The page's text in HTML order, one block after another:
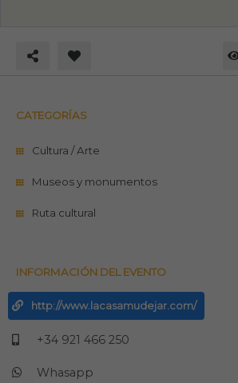
CATEGORÍAS
Cultura / Arte
Museos y monumentos
Ruta cultural
INFORMACIÓN DEL EVENTO
http://www.lacasamudejar.com/
+34 921 466 250
Whasapp